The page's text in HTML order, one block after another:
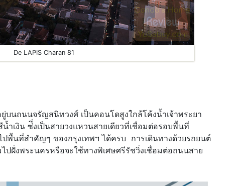
De LAPIS Charan 81
ยู่บนถนนจรัญสนิทวงศ์ เป็นคอนโดสูงใกล้โค้งน้ำเจ้าพระยา
ำเงิน ซ่ึ่งเป็นสายวงแหวนสายเดียวที่เชื่อมต่อรอบพื้นที่
ปพื้นที่สำคัญๆ ของกรุงเทพฯ ได้ครบ การเดินทางด้วยรถยนต์
ปฝั่งพระนครหรือจะใช้ทางพิเศษศรีรัชวิ่งเชื่อมต่อถนนสาย